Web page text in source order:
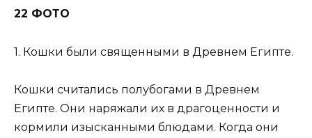
22 ФОТО
1. Кошки были священными в Древнем Египте.
Кошки считались полубогами в Древнем
Египте. Они наряжали их в драгоценности и
кормили изысканными блюдами. Когда они